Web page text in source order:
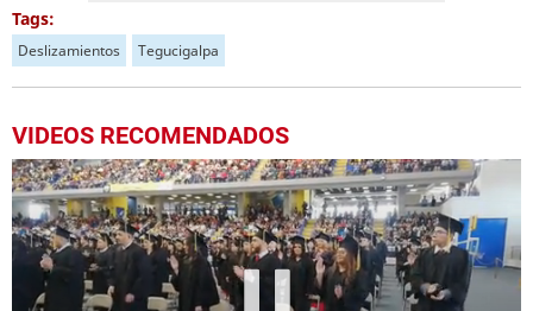
Tags:
Deslizamientos Tegucigalpa
VIDEOS RECOMENDADOS